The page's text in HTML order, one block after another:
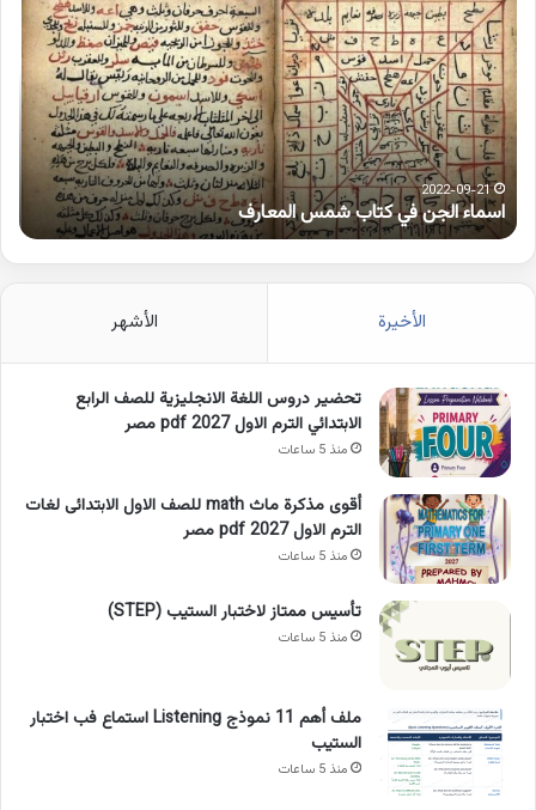
الجن
في
كتاب
شمس
المعارف
2022-09-21
اسماء الجن في كتاب شمس المعارف
الأخيرة الأشهر
تحضير دروس اللغة الانجليزية للصف الرابع
الابتدائي الترم الاول 2027 pdf مصر
منذ 5 ساعات
أقوى مذكرة ماث math للصف الاول الابتدائى لغات
الترم الاول pdf 2027 مصر
منذ 5 ساعات
تأسيس ممتاز لاختبار الستيب (STEP)
منذ 5 ساعات
ملف أهم 11 نموذج Listening استماع فب اختبار
الستيب
منذ 5 ساعات